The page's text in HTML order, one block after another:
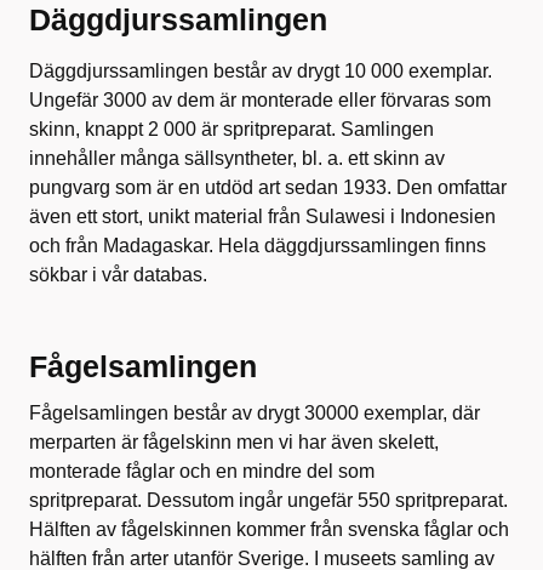
Däggdjurssamlingen
Däggdjurssamlingen består av drygt 10 000 exemplar.
Ungefär 3000 av dem är monterade eller förvaras som
skinn, knappt 2 000 är spritpreparat. Samlingen
innehåller många sällsyntheter, bl. a. ett skinn av
pungvarg som är en utdöd art sedan 1933. Den omfattar
även ett stort, unikt material från Sulawesi i Indonesien
och från Madagaskar. Hela däggdjurssamlingen finns
sökbar i vår databas.
Fågelsamlingen
Fågelsamlingen består av drygt 30000 exemplar, där
merparten är fågelskinn men vi har även skelett,
monterade fåglar och en mindre del som
spritpreparat. Dessutom ingår ungefär 550 spritpreparat.
Hälften av fågelskinnen kommer från svenska fåglar och
hälften från arter utanför Sverige. I museets samling av